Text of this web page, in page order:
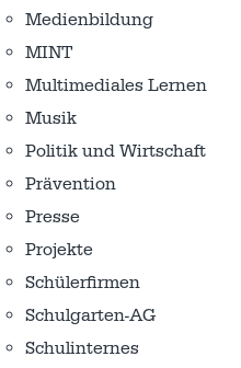
Medienbildung
MINT
Multimediales Lernen
Musik
Politik und Wirtschaft
Prävention
Presse
Projekte
Schülerfirmen
Schulgarten-AG
Schulinternes